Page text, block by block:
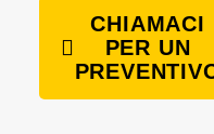
CHIAMACI
PER UN